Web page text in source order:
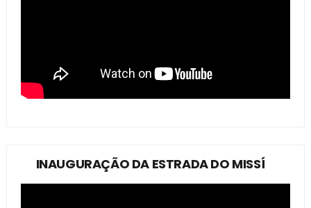
INAUGURAÇÃO DA ESTRADA DO MISSÍ